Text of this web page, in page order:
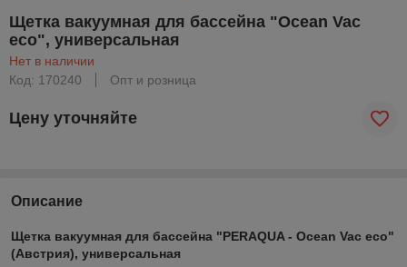
Щетка вакуумная для бассейна "Ocean Vac
eco", универсальная
Нет в наличии
Код: 170240
Опт и розница
Цену уточняйте
Описание
Щетка вакуумная для бассейна "PERAQUA - Ocean Vac eco"
(Австрия), универсальная